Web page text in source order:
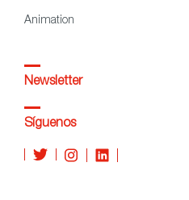
Animation
Newsletter
Síguenos